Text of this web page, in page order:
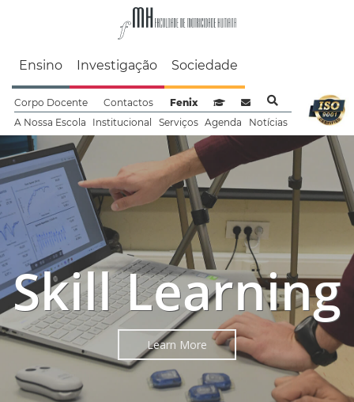
Faculdade de
Ensino Investigação Sociedade
Corpo Docente Contactos Fenix
Sistema de Gestão de
Webmail
A Nossa Escola Institucional Serviços Agenda Notícias
Skill Learning
Learn More